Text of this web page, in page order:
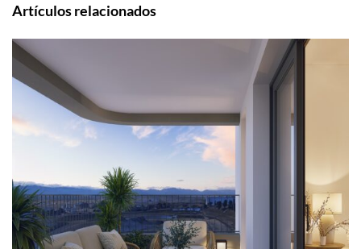
Artículos relacionados